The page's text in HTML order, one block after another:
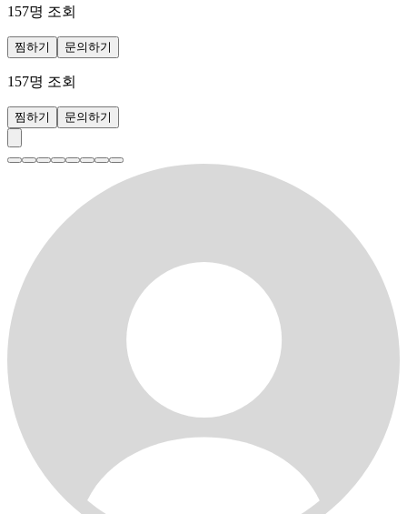
157명 조회
찜하기 문의하기
157명 조회
찜하기 문의하기